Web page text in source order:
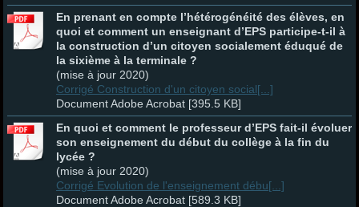
En prenant en compte l’hétérogénéité des élèves, en
quoi et comment un enseignant d’EPS participe-t-il à
la construction d’un citoyen socialement éduqué de
la sixième à la terminale ?
(mise à jour 2020)
Corrigé Construction d'un citoyen social[...]
Document Adobe Acrobat [395.5 KB]
En quoi et comment le professeur d’EPS fait-il évoluer
son enseignement du début du collège à la fin du
lycée ?
(mise à jour 2020)
Corrigé Evolution de l'enseignement débu[...]
Document Adobe Acrobat [589.3 KB]